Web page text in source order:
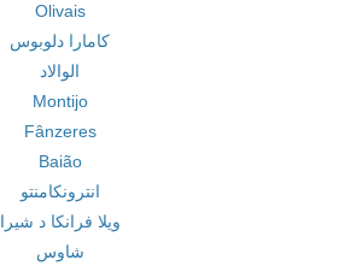
Olivais
کامارا دلوبوس
الوالاد
Montijo
Fânzeres
Baião
انترونکامنتو
ویلا فرانکا د شیرا
شاوس